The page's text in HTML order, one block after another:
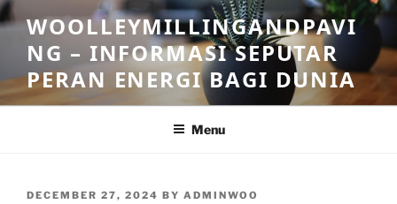
Skip
to
content
WOOLLEYMILLINGANDPAVI
NG – INFORMASI SEPUTAR
PERAN ENERGI BAGI DUNIA
Menu
POSTED
DECEMBER 27, 2024 BY ADMINWOO